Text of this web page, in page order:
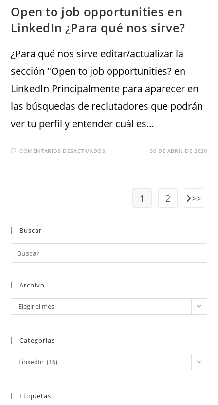
Open to job opportunities en
LinkedIn ¿Para qué nos sirve?
¿Para qué nos sirve editar/actualizar la
sección "Open to job opportunities? en
LinkedIn Principalmente para aparecer en
las búsquedas de reclutadores que podrán
ver tu perfil y entender cuál es…
COMENTARIOS DESACTIVADOS 30 DE ABRIL DE 2020
1 2
Buscar
Archivo
Elegir el mes
Categorias
LinkedIn (16)
Etiquetas